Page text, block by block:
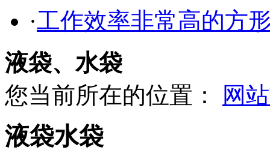
·工作效率非常高的方
液袋、水袋
您当前所在的位置：
网
液袋水袋